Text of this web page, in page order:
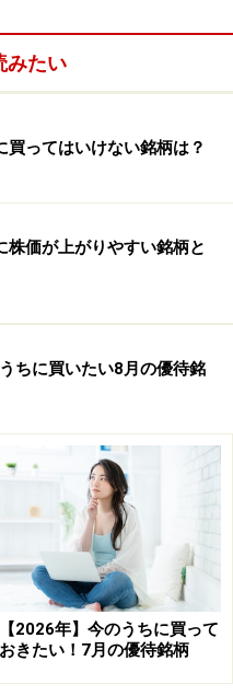
帰後の軌跡
たいと思います。アップ
兆円企業へと進むきっか
故スティーブ・ジョブズ
）。当時負け組と言われ
数年で世界一の会社と変
と世界を変えた製品と合
。
みたい
買ってはいけない銘柄は？
株価が上がりやすい銘柄と
ちに買いたい8月の優待銘
【2026年】今のうちに買って
おきたい！7月の優待銘柄